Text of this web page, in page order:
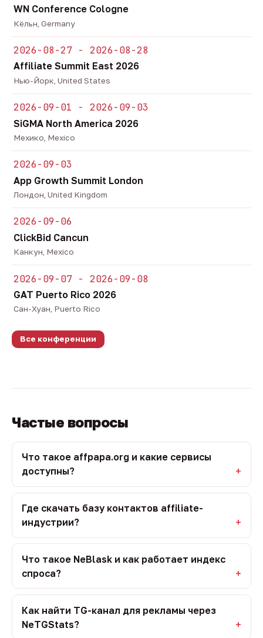
WN Conference Cologne
Кёльн, Germany
2026-08-27 - 2026-08-28
Affiliate Summit East 2026
Нью-Йорк, United States
2026-09-01 - 2026-09-03
SiGMA North America 2026
Мехико, Mexico
2026-09-03
App Growth Summit London
Лондон, United Kingdom
2026-09-06
ClickBid Cancun
Канкун, Mexico
2026-09-07 - 2026-09-08
GAT Puerto Rico 2026
Сан-Хуан, Puerto Rico
Все конференции
Частые вопросы
Что такое affpapa.org и какие сервисы
доступны?
Где скачать базу контактов affiliate-
индустрии?
Что такое NeBlask и как работает индекс
спроса?
Как найти TG-канал для рекламы через
NeTGStats?